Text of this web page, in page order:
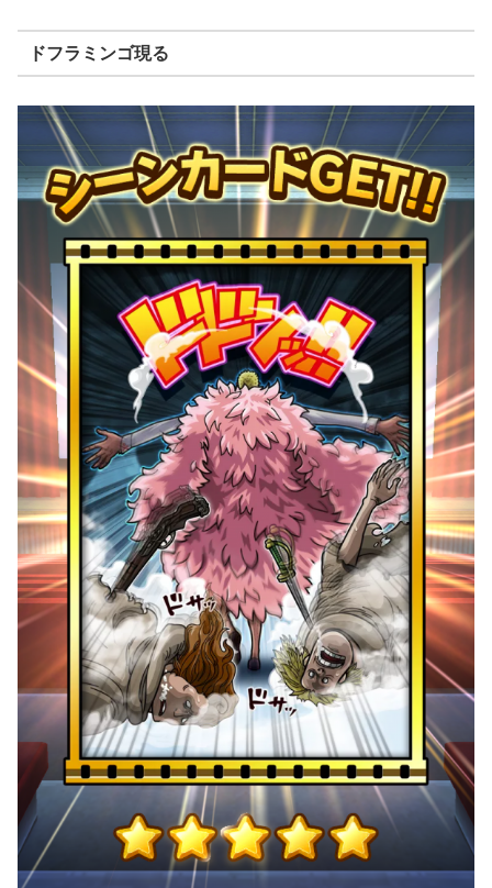
ドフラミンゴ現る